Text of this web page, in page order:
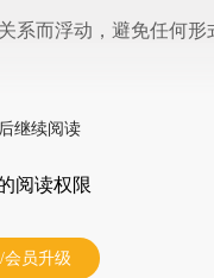
系而浮动，避免任何形
继续阅读
阅读权限
会员升级